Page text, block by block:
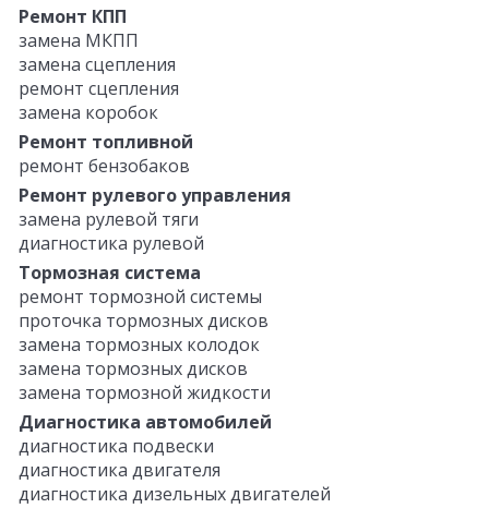
Ремонт КПП
замена МКПП
замена сцепления
ремонт сцепления
замена коробок
Ремонт топливной
ремонт бензобаков
Ремонт рулевого управления
замена рулевой тяги
диагностика рулевой
Тормозная система
ремонт тормозной системы
проточка тормозных дисков
замена тормозных колодок
замена тормозных дисков
замена тормозной жидкости
Диагностика автомобилей
диагностика подвески
диагностика двигателя
диагностика дизельных двигателей